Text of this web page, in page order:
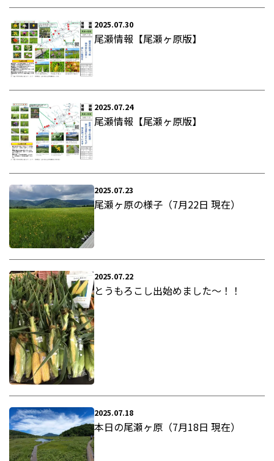
2025.07.30
尾瀬情報【尾瀬ヶ原版】
2025.07.24
尾瀬情報【尾瀬ヶ原版】
2025.07.23
尾瀬ヶ原の様子（7月22日 現在）
2025.07.22
とうもろこし出始めました～！！
2025.07.18
本日の尾瀬ヶ原（7月18日 現在）